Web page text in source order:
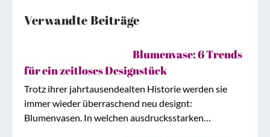
Verwandte Beiträge
Blumenvase: 6 Trends
für ein zeitloses Designstück
Trotz ihrer jahrtausendealten Historie werden sie
immer wieder überraschend neu designt:
Blumenvasen. In welchen ausdrucksstarken…